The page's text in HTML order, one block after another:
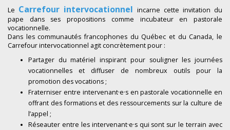
Le Carrefour intervocationnel incarne cette invitation du
pape dans ses propositions comme incubateur en pastorale
vocationnelle.
Dans les communautés francophones du Québec et du Canada, le
Carrefour intervocationnel agit concrètement pour :
Partager du matériel inspirant pour souligner les journées
vocationnelles et diffuser de nombreux outils pour la
promotion des vocations ;
Fraterniser entre intervenant·e·s en pastorale vocationnelle en
offrant des formations et des ressourcements sur la culture de
l’appel ;
Réseauter entre les intervenant·e·s qui sont sur le terrain avec